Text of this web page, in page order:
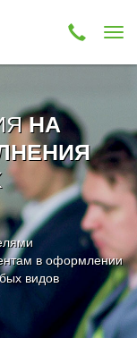
НА
в оформлении
видов